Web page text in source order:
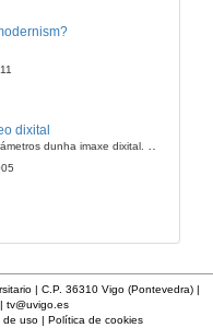
dixital
Definición e parámetros dunha imaxe dixital. Resolución e Aspecto. Profundidade da cor. Compresión. Frame por segundo. Entrelazado. Campos, cadros
| C.P. 36310 Vigo (Pontevedra) |
tv@uvigo.es
de uso| Política de cookies